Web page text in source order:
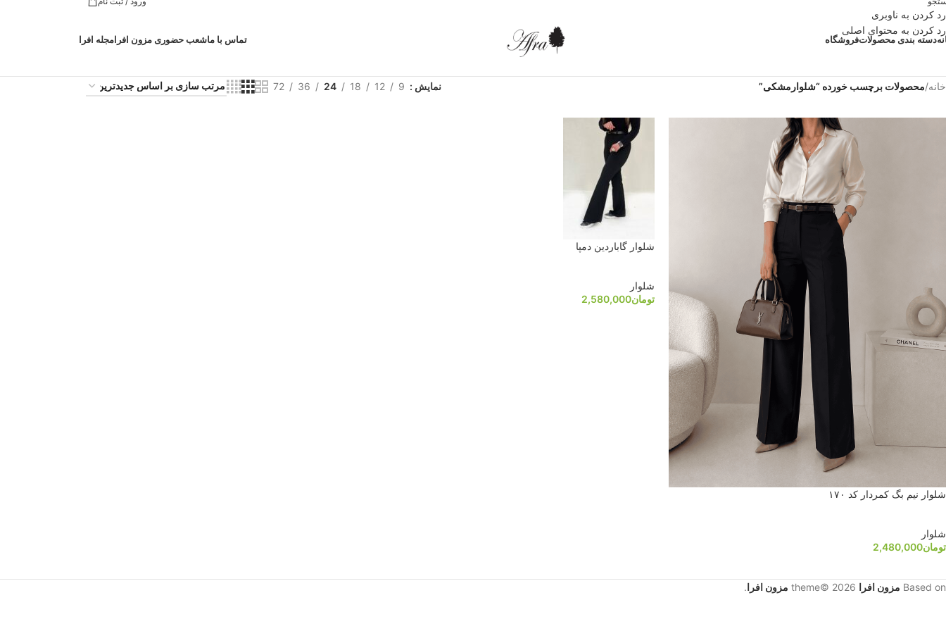
رد کردن به ناوبری
رد کردن به محتوای اصلی
دسته بندی محصولاتفروشگاه تماس با ماشعب حضوری مزون افرامجله افرا
خانه/محصولات برچسب خورده “شلوارمشکی” نمایش 9
12
18
24
36
72
شلوار نیم بگ کمردار کد ۱۷۰
شلوار
تومان2,480,000
شلوار گاباردین دمپا
شلوار
تومان2,580,000
Based on مزون افرا مزون افرا.